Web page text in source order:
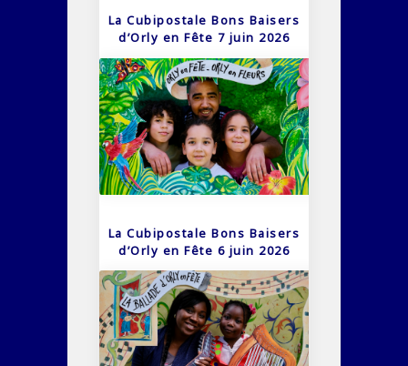
La Cubipostale Bons Baisers
d’Orly en Fête 7 juin 2026
La Cubipostale Bons Baisers
d’Orly en Fête 6 juin 2026